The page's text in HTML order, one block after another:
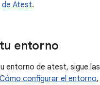
de Atest.
entorno
entorno de atest, sigue las
Cómo configurar el entorno,